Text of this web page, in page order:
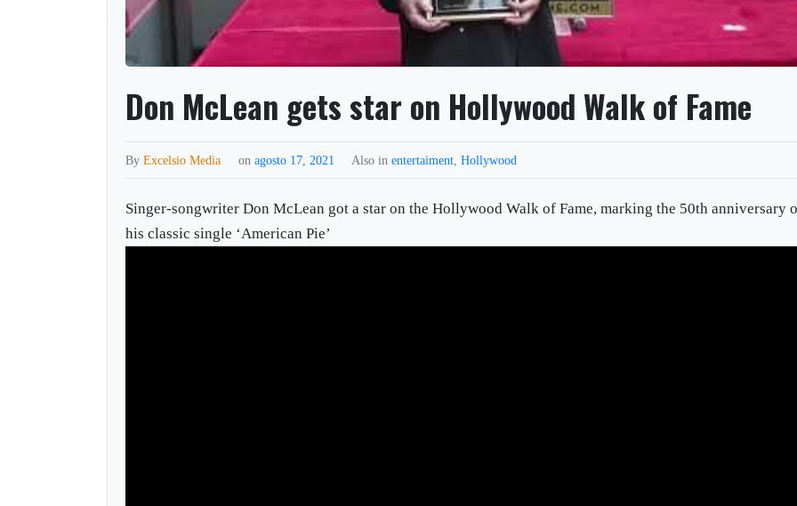
Don McLean gets star on Hollywood Walk of Fame
ByExcelsio Media onagosto 17, 2021 Also inentertaiment ,Hollywood
Singer-songwriter Don McLean got a star on the Hollywood Walk of Fame, marking the 50th anniversary
his classic single ‘American Pie’